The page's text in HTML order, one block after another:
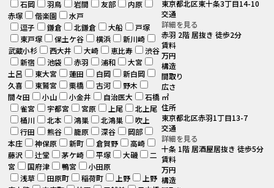
石岡
羽鳥 岩間 友部
内原
赤塚
偕楽園
水戸
逗子
鎌倉 北鎌倉 大船
戸塚
東戸塚
保土ケ谷 横浜
新川崎
武蔵小杉
西大井 大崎 恵比寿
渋谷
新宿
池袋 赤羽 浦和
大宮
土呂
東大宮 蓮田 白岡
新白岡
久喜
東鷲宮 栗橋 古河
野木
間々田
小山 小金井 自治医大
石橋
雀宮
宇都宮 宮原 上尾
北上尾
桶川
北本 鴻巣 北鴻巣
吹上
行田
熊谷 籠原 深谷
岡部
本庄
神保原 新町 倉賀野
高崎
藤沢
辻堂 茅ケ崎 平塚 大磯
二
宮
国府津 鴨宮
小田原
浅草
田原町 稲荷町 上野
上野
東京都北区東十条3丁目14-10
交通
詳細を見る
赤羽 2階 居抜き 徒歩2分
賃料
万円
構造
間取り
広さ
㎡
住所
東京都北区赤羽1丁目13-7
交通
詳細を見る
十条 1階 居酒屋居抜き 徒歩5分
賃料
万円
構造